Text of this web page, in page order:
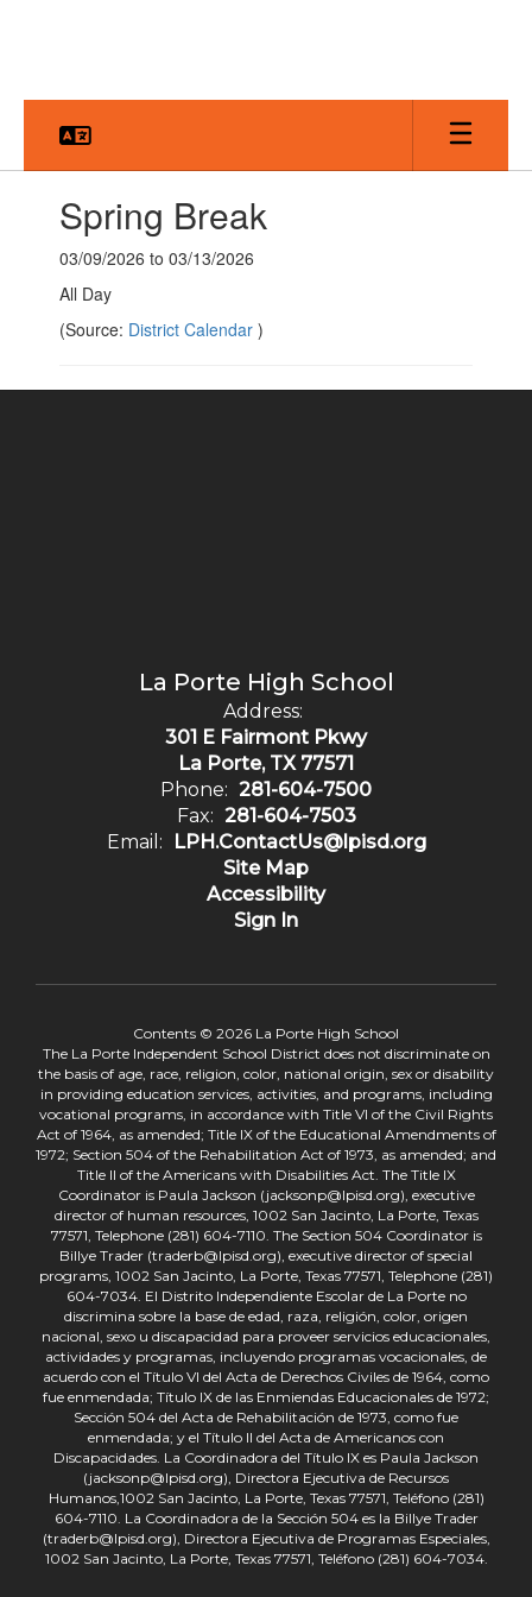
Spring Break
03/09/2026 to 03/13/2026
All Day
(Source: District Calendar )
La Porte High School
Address:
301 E Fairmont Pkwy
La Porte, TX 77571
Phone: 281-604-7500
Fax: 281-604-7503
Email:
LPH.ContactUs@lpisd.org
Site Map
Accessibility
Sign In
Contents © 2026 La Porte High School
The La Porte Independent School District does not discriminate on
the basis of age, race, religion, color, national origin, sex or disability
in providing education services, activities, and programs, including
vocational programs, in accordance with Title VI of the Civil Rights
Act of 1964, as amended; Title IX of the Educational Amendments of
1972; Section 504 of the Rehabilitation Act of 1973, as amended; and
Title II of the Americans with Disabilities Act. The Title IX
Coordinator is Paula Jackson (jacksonp@lpisd.org), executive
director of human resources, 1002 San Jacinto, La Porte, Texas
77571, Telephone (281) 604-7110. The Section 504 Coordinator is
Billye Trader (traderb@lpisd.org), executive director of special
programs, 1002 San Jacinto, La Porte, Texas 77571, Telephone (281)
604-7034. El Distrito Independiente Escolar de La Porte no
discrimina sobre la base de edad, raza, religión, color, origen
nacional, sexo u discapacidad para proveer servicios educacionales,
actividades y programas, incluyendo programas vocacionales, de
acuerdo con el Título VI del Acta de Derechos Civiles de 1964, como
fue enmendada; Título IX de las Enmiendas Educacionales de 1972;
Sección 504 del Acta de Rehabilitación de 1973, como fue
enmendada; y el Título II del Acta de Americanos con
Discapacidades. La Coordinadora del Título IX es Paula Jackson
(jacksonp@lpisd.org), Directora Ejecutiva de Recursos
Humanos,1002 San Jacinto, La Porte, Texas 77571, Teléfono (281)
604-7110. La Coordinadora de la Sección 504 es la Billye Trader
(traderb@lpisd.org), Directora Ejecutiva de Programas Especiales,
1002 San Jacinto, La Porte, Texas 77571, Teléfono (281) 604-7034.